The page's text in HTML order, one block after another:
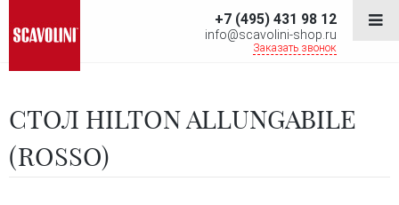
+7 (495) 431 98 12
info@scavolini-shop.ru
Заказать звонок
СТОЛ HILTON ALLUNGABILE
(ROSSO)